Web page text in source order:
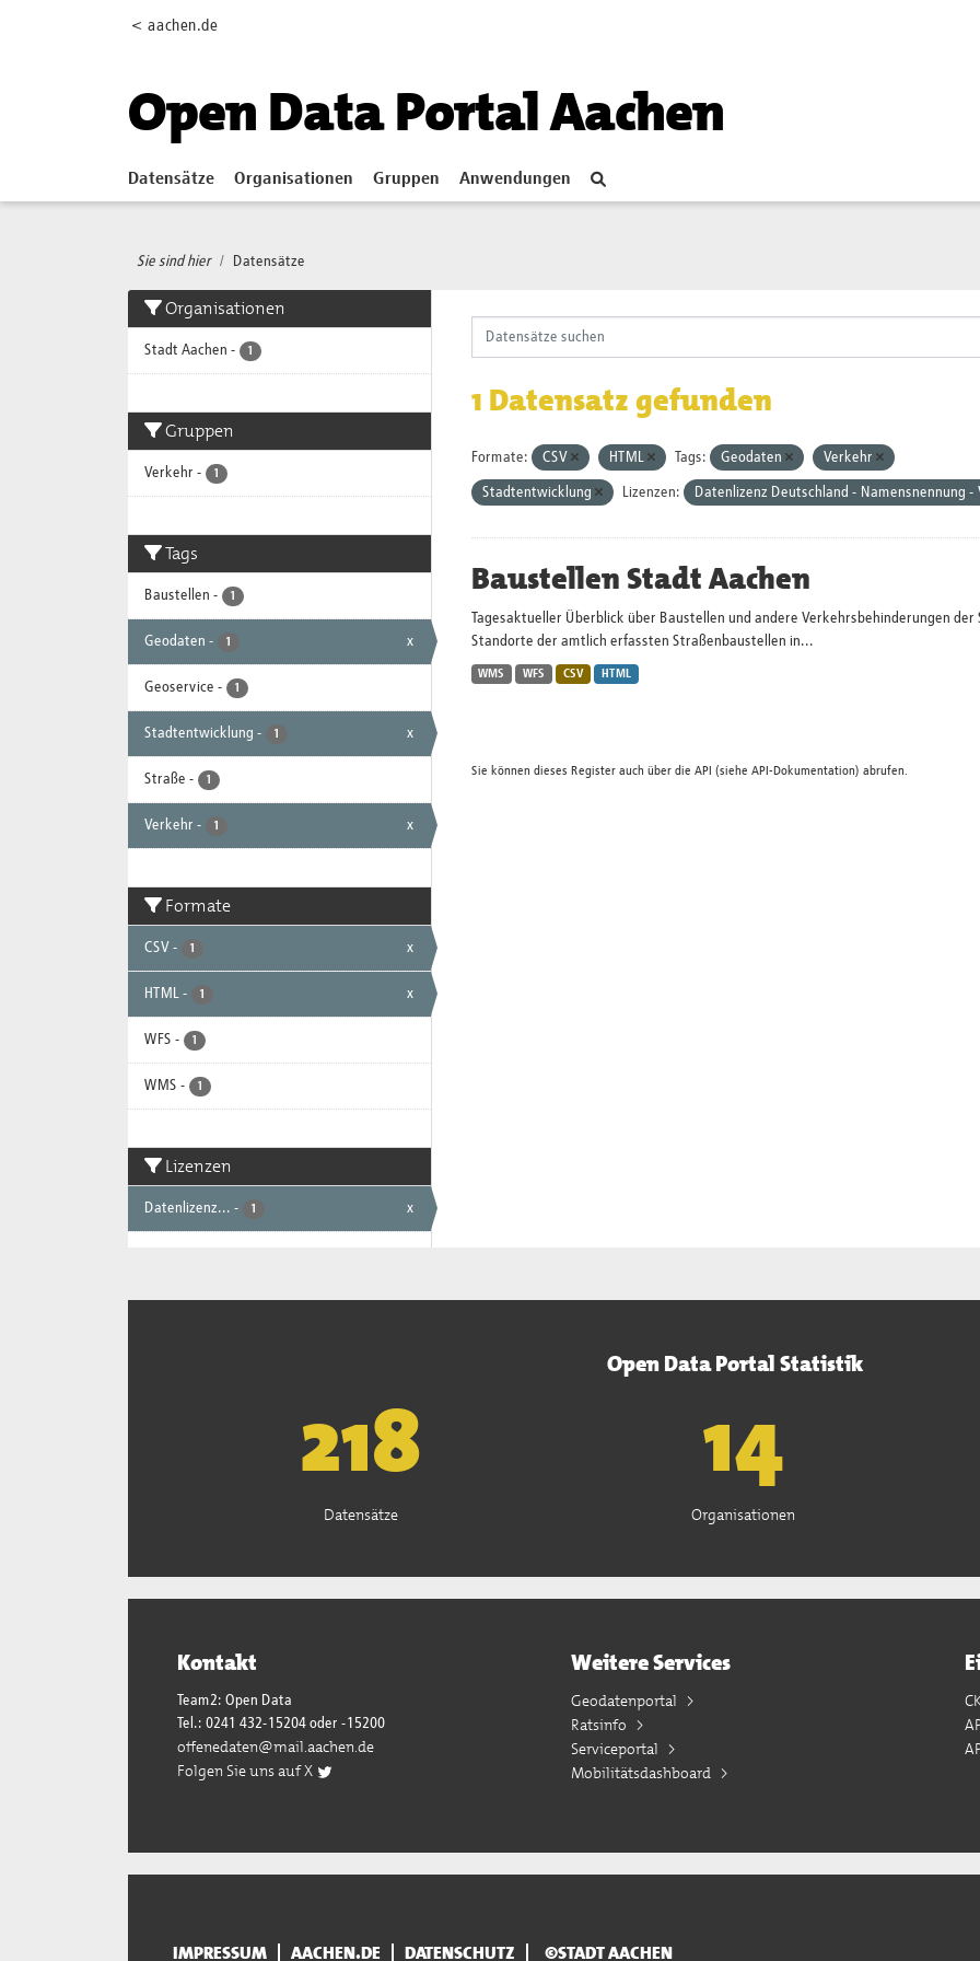
< aachen.de
Open Data Portal Aachen
Datensätze Organisationen Gruppen Anwendungen
Sie sind hier Datensätze
Organisationen
Stadt Aachen - 1
Gruppen
Verkehr - 1
Tags
Baustellen - 1
Geodaten - 1 x
Geoservice - 1
Stadtentwicklung - 1 x
Straße - 1
Verkehr - 1 x
Formate
CSV - 1 x
HTML - 1 x
WFS - 1
WMS - 1
Lizenzen
Datenlizenz... - 1 x
1 Datensatz gefunden
Formate: CSV HTML Tags: Geodaten Verkehr
Stadtentwicklung Lizenzen: Datenlizenz Deutschland - Namensnennung -
Baustellen Stadt Aachen
Tagesaktueller Überblick über Baustellen und andere Verkehrsbehinderungen
Standorte der amtlich erfassten Straßenbaustellen in...
WMS WFS CSV HTML
Sie können dieses Register auch über die API (siehe API-Dokumentation) abrufen.
Open Data Portal Statistik
221
Datensätze
15
Organisationen
Kontakt
Team2: Open Data
Tel.: 0241 432-15204 oder -15200
offenedaten@mail.aachen.de
Folgen Sie uns auf X
Weitere Services
Geodatenportal
Ratsinfo
Serviceportal
Mobilitätsdashboard
IMPRESSUM AACHEN.DE DATENSCHUTZ ©STADT AACHEN